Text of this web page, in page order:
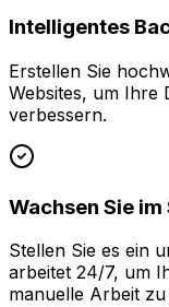
Intelligentes
Erstellen Sie
Websites, um Ihre
verbessern.
Wachsen Sie
Stellen Sie es ein
arbeitet 24/7, um
manuelle Arbeit zu